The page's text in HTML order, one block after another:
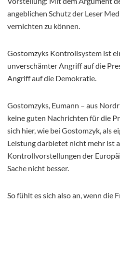
angeblichen Schutz der Leser
vernichten zu können.
Gostomzyks Kontrollsystem ist
unverschämter Angriff auf die
Angriff auf die Demokratie.
Gostomzyks, Eumann – aus
keine guten Nachrichten für die
sich hier, wie bei Gostomzyk, als
Leistung darbietet nicht mehr ist
Kontrollvorstellungen der
Sache nicht besser.
So fühlt es sich also an, wenn